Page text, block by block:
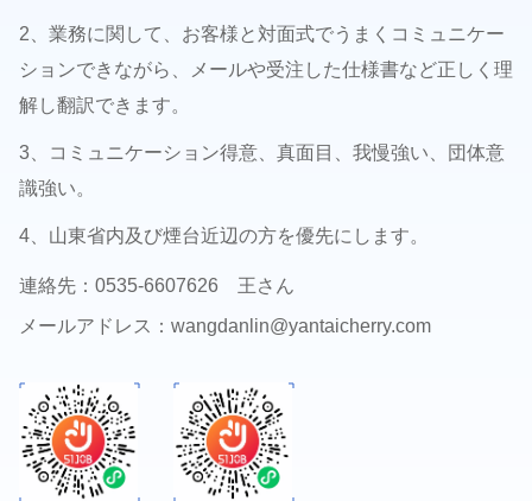
2、業務に関して、お客様と対面式でうまくコミュニケー
ションできながら、メールや受注した仕様書など正しく理
解し翻訳できます。
3、コミュニケーション得意、真面目、我慢強い、団体意
識強い。
4、山東省内及び煙台近辺の方を優先にします。
連絡先：0535‐6607626 王さん
メールアドレス：wangdanlin@yantaicherry.com